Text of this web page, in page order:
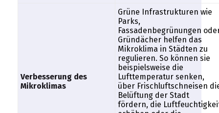
Verbesserung des
Mikroklimas
Grüne Infrastrukturen wie
Parks,
Fassadenbegrünungen
Gründächer helfen das
Mikroklima in Städten zu
regulieren. So können sie
beispielsweise die
Lufttemperatur senken,
über Frischluftschneisen
Belüftung der Stadt
fördern, die